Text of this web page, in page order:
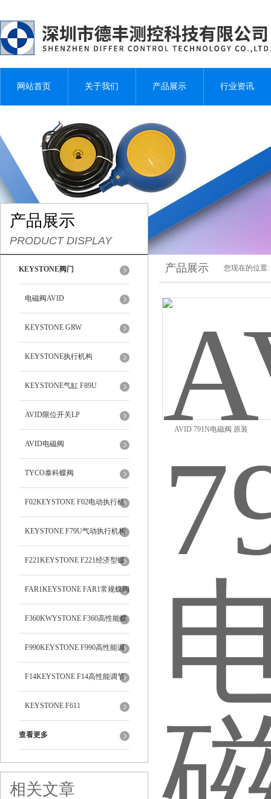
网站首页 关于我们 产品展示 行业资讯
产品展示
PRODUCT DISPLAY
KEYSTONE阀门
电磁阀AVID
KEYSTONE GRW
KEYSTONE执行机构
KEYSTONE气缸 F89U
AVID限位开关LP
AVID电磁阀
TYCO泰科蝶阀
F02KEYSTONE F02电动执行机
构
KEYSTONE F79U气动执行机构
F221KEYSTONE F221经济型蝶
阀
FAR1KEYSTONE FAR1常规蝶阀
F360KWYSTONE F360高性能蝶
阀
F990KEYSTONE F990高性能调
节蝶阀
F14KEYSTONE F14高性能调节
蝶阀
KEYSTONE F611
查看更多
相关文章
产品展示 您现在的位置:
AVID 791N电磁阀 原装